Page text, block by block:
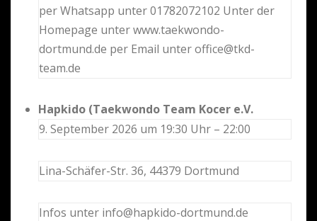
per Whatsapp unter 01782072102 Unter der
Homepage unter www.taekwondo-
dortmund.de per Email unter office@tkd-
team.de
Hapkido (Taekwondo Team Kocer e.V.
9. September 2026 um 19:30 Uhr – 22:00
Lina-Schäfer-Str. 36, 44379 Dortmund
Infos unter info@hapkido-dortmund.de